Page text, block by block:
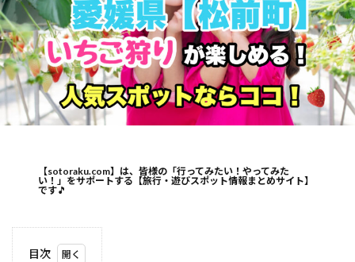
【sotoraku.com】は、皆様の「行ってみたい！やってみた
い！」をサポートする【旅行・遊びスポット情報まとめサイト】
です🎵
目次